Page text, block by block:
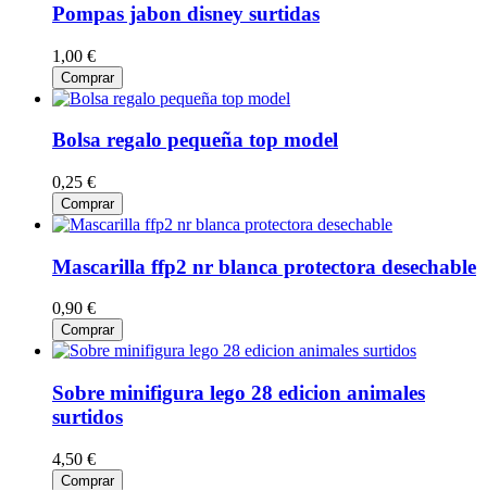
Pompas jabon disney surtidas
1,00 €
Comprar
Bolsa regalo pequeña top model
0,25 €
Comprar
Mascarilla ffp2 nr blanca protectora desechable
0,90 €
Comprar
Sobre minifigura lego 28 edicion animales
surtidos
4,50 €
Comprar